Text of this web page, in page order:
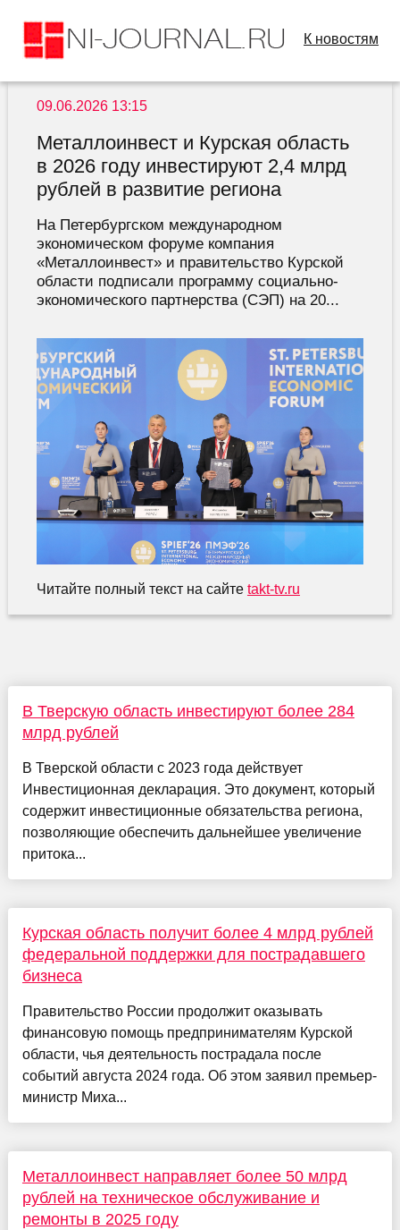
К новостям
09.06.2026 13:15
Металлоинвест и Курская область
в 2026 году инвестируют 2,4 млрд
рублей в развитие региона
На Петербургском международном
экономическом форуме компания
«Металлоинвест» и правительство Курской
области подписали программу социально-
экономического партнерства (СЭП) на 20...
Читайте полный текст на сайте takt-tv.ru
В Тверскую область инвестируют более 284
млрд рублей
В Тверской области с 2023 года действует
Инвестиционная декларация. Это документ, который
содержит инвестиционные обязательства региона,
позволяющие обеспечить дальнейшее увеличение
притока...
Курская область получит более 4 млрд рублей
федеральной поддержки для пострадавшего
бизнеса
Правительство России продолжит оказывать
финансовую помощь предпринимателям Курской
области, чья деятельность пострадала после
событий августа 2024 года. Об этом заявил премьер-
министр Миха...
Металлоинвест направляет более 50 млрд
рублей на техническое обслуживание и
ремонты в 2025 году